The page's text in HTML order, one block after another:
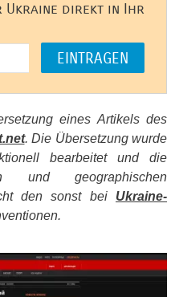
Ukraine direkt in Ihr
eines Artikels des
. Die Übersetzung wurde
bearbeitet und die
und geographischen
den sonst bei Ukraine-